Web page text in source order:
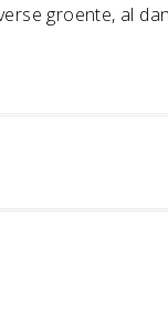
groente, al